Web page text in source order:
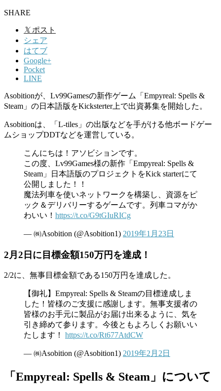
SHARE
𝕏 ポスト
シェア
はてブ
Google+
Pocket
LINE
Asobitionが、Lv99Gamesの新作ゲーム「Empyreal: Spells &
Steam」の日本語版をKicksterter上で出資募集を開始した。
Asobitionは、「L-tiles」の出版などを手がける他ボードゲー
ムショップDDTなどを運営している。
こんにちは！アソビションです。
この度、Lv99Games様の新作「Empyreal: Spells &
Steam」日本語版のプロジェクトをKick starterにて
公開しました！！
魔法列車を使いネットワークを構築し、資源をピ
ック＆デリバリーするゲームです。列車コマがか
わいい！ https://t.co/G9tGIuRICg
— ㈱Asobition (@Asobition1) 2019年1月23日
2月2日に目標金額150万円を達成！
2/2に、無事目標金額である150万円を達成した。
【御礼】Empyreal: Spells & Steamの目標達成しま
した！皆様のご支援に感謝します。無事支援者の
皆様のお手元に製品がお届け出来るように、気を
引き締めて参ります。今後ともよろしくお願いい
たします！ https://t.co/Rt677AtdCW
— ㈱Asobition (@Asobition1) 2019年2月2日
「Empyreal: Spells & Steam」について